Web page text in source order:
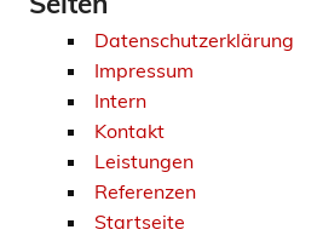
Datenschutzerklärung
Impressum
Intern
Kontakt
Leistungen
Referenzen
Startseite